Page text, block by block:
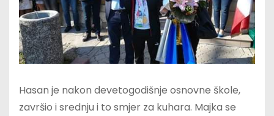
Hasan je nakon devetogodišnje osnovne škole,
završio i srednju i to smjer za kuhara. Majka se